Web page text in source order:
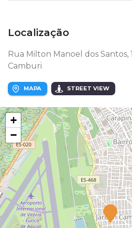
Localização
Rua Milton Manoel dos Santos,
Camburi
MAPA STREET VIEW
+
−